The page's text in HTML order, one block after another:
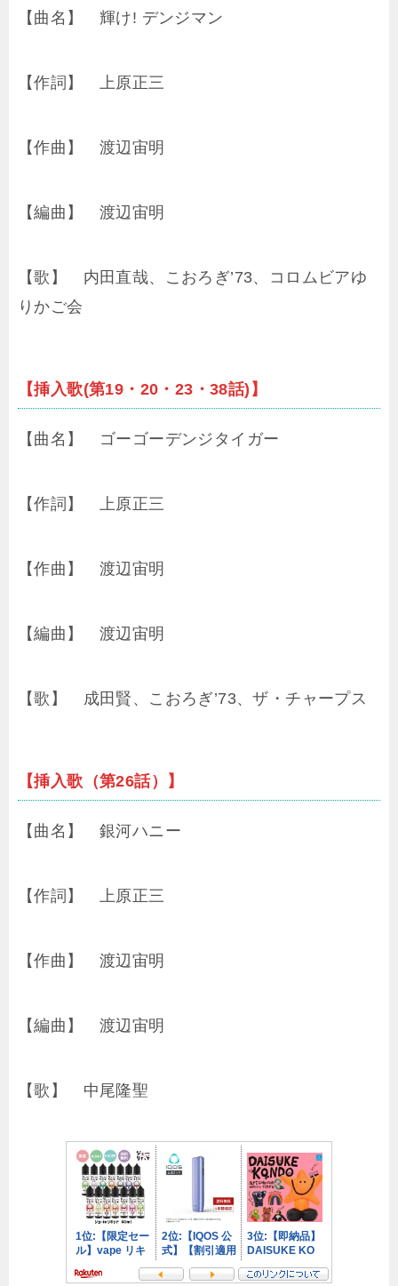
【曲名】 輝け! デンジマン
【作詞】 上原正三
【作曲】 渡辺宙明
【編曲】 渡辺宙明
【歌】 内田直哉、こおろぎ’73、コロムビアゆ
りかご会
【挿入歌(第19・20・23・38話)】
【曲名】 ゴーゴーデンジタイガー
【作詞】 上原正三
【作曲】 渡辺宙明
【編曲】 渡辺宙明
【歌】 成田賢、こおろぎ’73、ザ・チャープス
【挿入歌（第26話）】
【曲名】 銀河ハニー
【作詞】 上原正三
【作曲】 渡辺宙明
【編曲】 渡辺宙明
【歌】 中尾隆聖